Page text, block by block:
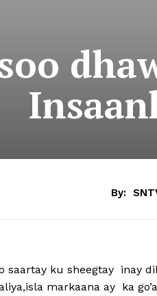
By:
saartay ku sheegtay inay
markaana ay ka